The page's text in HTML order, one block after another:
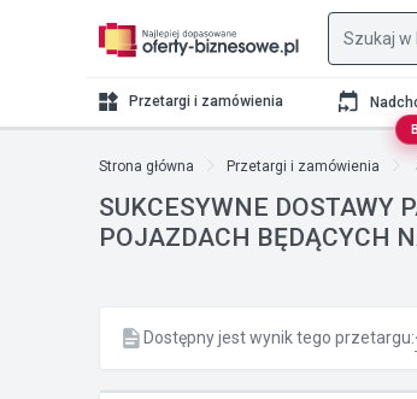
Przetargi i zamówienia
Strona główna Przetargi i zamówienia
SUKCESYWNE DOSTAWY
POJAZDACH BĘDĄCYCH
Dostępny jest wynik tego przetargu: